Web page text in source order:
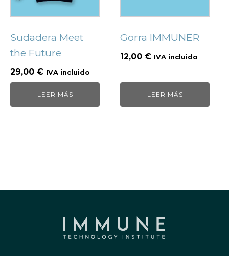
Sudadera Meet
the Future
29,00 € IVA incluido
LEER MÁS
Gorra IMMUNER
12,00€ IVA incluido
LEER MÁS